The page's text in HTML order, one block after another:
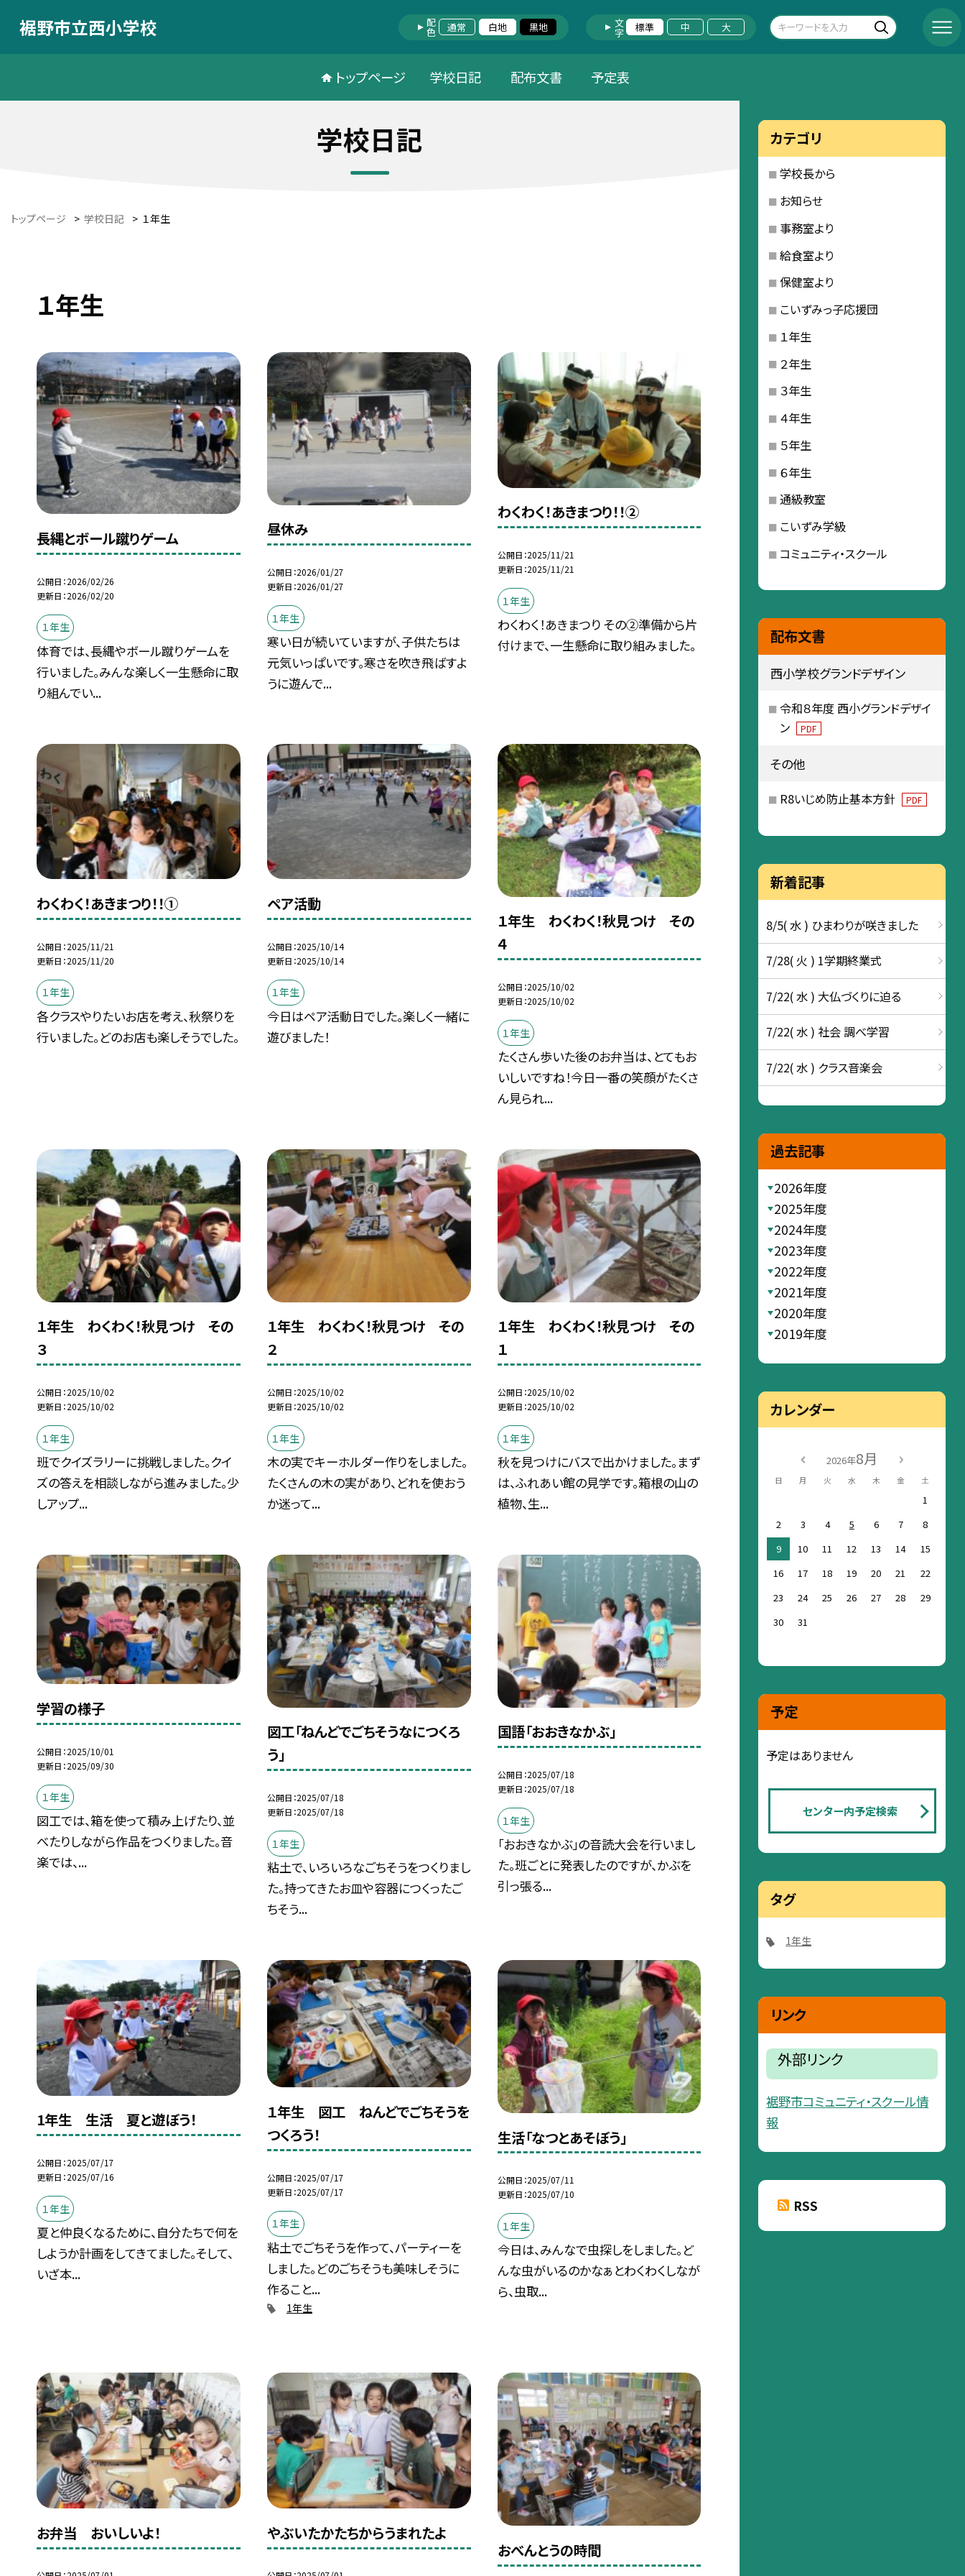
裾野市立西小学校 配色 通常 白地 黒地 文字 標準 中 大
トップページ 学校日記 配布文書 予定表
学校日記
トップページ > 学校日記 > １年生
１年生
長縄とボール蹴りゲーム
公開日 2026/02/26
更新日 2026/02/20
１年生
体育では、長縄やボール蹴りゲームを
行いました。みんな楽しく一生懸命に取
り組んでい...
昼休み
公開日 2026/01/27
更新日 2026/01/27
１年生
寒い日が続いていますが、子供たちは
元気いっぱいです。寒さを吹き飛ばすよ
うに遊んで...
わくわく！あきまつり！！②
公開日 2025/11/21
更新日 2025/11/21
１年生
わくわく！あきまつり その②準備から片
付けまで、一生懸命に取り組みました。
わくわく！あきまつり！！①
公開日 2025/11/21
更新日 2025/11/20
１年生
各クラスやりたいお店を考え、秋祭りを
行いました。どのお店も楽しそうでした。
ペア活動
公開日 2025/10/14
更新日 2025/10/14
１年生
今日はペア活動日でした。楽しく一緒に
遊びました！
１年生 わくわく！秋見つけ その
４
公開日 2025/10/02
更新日 2025/10/02
１年生
たくさん歩いた後のお弁当は、とてもお
いしいですね！今日一番の笑顔がたくさ
ん見られ...
１年生 わくわく！秋見つけ その
３
公開日 2025/10/02
更新日 2025/10/02
１年生
班でクイズラリーに挑戦しました。クイ
ズの答えを相談しながら進みました。少
しアップ...
１年生 わくわく！秋見つけ その
２
公開日 2025/10/02
更新日 2025/10/02
１年生
木の実でキーホルダー作りをしました。
たくさんの木の実があり、どれを使おう
か迷って...
１年生 わくわく！秋見つけ その
１
公開日 2025/10/02
更新日 2025/10/02
１年生
秋を見つけにバスで出かけました。まず
は、ふれあい館の見学です。箱根の山の
植物、生...
学習の様子
公開日 2025/10/01
更新日 2025/09/30
１年生
図工では、箱を使って積み上げたり、並
べたりしながら作品をつくりました。音
楽では、...
図工「ねんどでごちそうなにつくろ
う」
公開日 2025/07/18
更新日 2025/07/18
１年生
粘土で、いろいろなごちそうをつくりまし
た。持ってきたお皿や容器につくったご
ちそう...
国語「おおきなかぶ」
公開日 2025/07/18
更新日 2025/07/18
１年生
「おおきなかぶ」の音読大会を行いまし
た。班ごとに発表したのですが、かぶを
引っ張る...
1年生 生活 夏と遊ぼう！
公開日 2025/07/17
更新日 2025/07/16
１年生
夏と仲良くなるために、自分たちで何を
しようか計画をしてきてました。そして、
いざ本...
１年生 図工 ねんどでごちそうを
つくろう！
公開日 2025/07/17
更新日 2025/07/17
１年生
粘土でごちそうを作って、パーティーを
しました。どのごちそうも美味しそうに
作ること...
1年生
生活「なつとあそぼう」
公開日 2025/07/11
更新日 2025/07/10
１年生
今日は、みんなで虫探しをしました。ど
んな虫がいるのかなぁとわくわくしなが
ら、虫取...
お弁当 おいしいよ！ やぶいたかたちからうまれたよ
おべんとうの時間
カテゴリ
学校長から
お知らせ
事務室より
給食室より
保健室より
こいずみっ子応援団
１年生
２年生
３年生
４年生
５年生
６年生
通級教室
こいずみ学級
コミュニティ・スクール
配布文書
西小学校グランドデザイン
令和８年度 西小グランドデザイ
ン
PDF
その他
R8いじめ防止基本方針 PDF
新着記事
8/5( 水 ) ひまわりが咲きました
7/28( 火 ) 1学期終業式
7/22( 水 ) 大仏づくりに迫る
7/22( 水 ) 社会 調べ学習
7/22( 水 ) クラス音楽会
過去記事
2026年度
2025年度
2024年度
2023年度
2022年度
2021年度
2020年度
2019年度
カレンダー
2026年8月
日 月 火 水 木 金 土
1
2
3 4 5 6 7
8
9
10 11 12 13 14
15
16
17 18 19 20 21
22
23
24 25 26 27 28
29
30
31
予定
予定はありません
センター内予定検索
タグ
1年生
リンク
外部リンク
裾野市コミュニティ・スクール情
報
RSS